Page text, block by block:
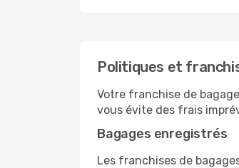
Politiques et
Votre franchise de
vous évite des frais
Bagages enregistrés
Les franchises de